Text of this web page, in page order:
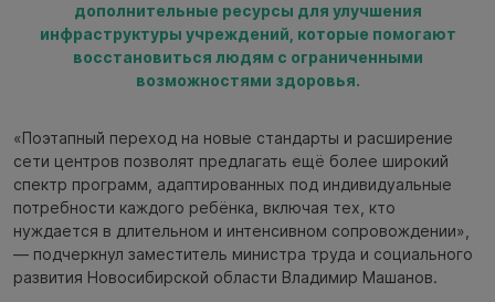
дополнительные ресурсы для улучшения
инфраструктуры учреждений, которые помогают
восстановиться людям с ограниченными
возможностями здоровья.
«Поэтапный переход на новые стандарты и расширение
сети центров позволят предлагать ещё более широкий
спектр программ, адаптированных под индивидуальные
потребности каждого ребёнка, включая тех, кто
нуждается в длительном и интенсивном сопровождении»,
— подчеркнул заместитель министра труда и социального
развития Новосибирской области Владимир Машанов.